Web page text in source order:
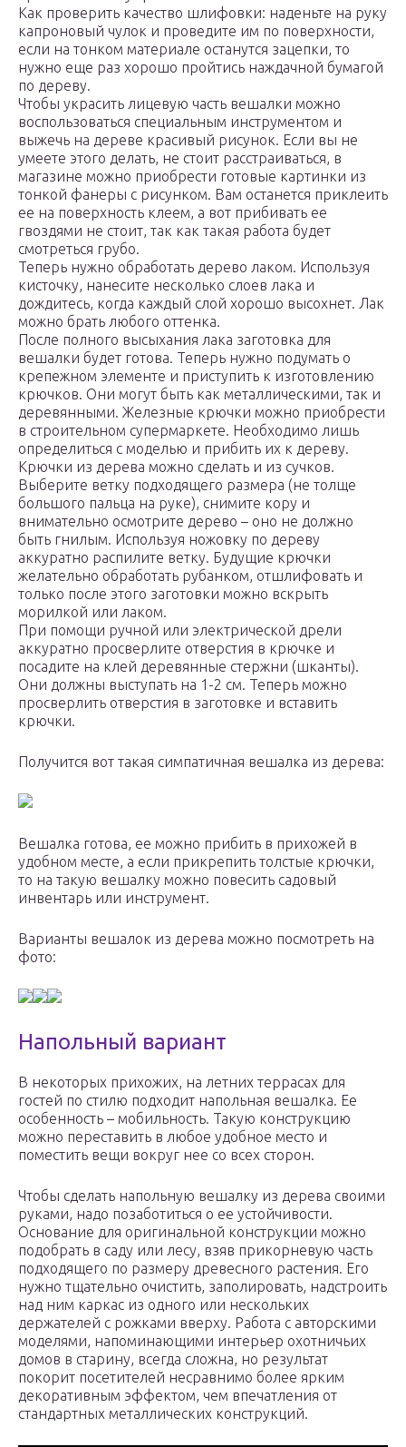
Как проверить качество шлифовки: наденьте на руку
капроновый чулок и проведите им по поверхности,
если на тонком материале останутся зацепки, то
нужно еще раз хорошо пройтись наждачной бумагой
по дереву.
Чтобы украсить лицевую часть вешалки можно
воспользоваться специальным инструментом и
выжечь на дереве красивый рисунок. Если вы не
умеете этого делать, не стоит расстраиваться, в
магазине можно приобрести готовые картинки из
тонкой фанеры с рисунком. Вам останется приклеить
ее на поверхность клеем, а вот прибивать ее
гвоздями не стоит, так как такая работа будет
смотреться грубо.
Теперь нужно обработать дерево лаком. Используя
кисточку, нанесите несколько слоев лака и
дождитесь, когда каждый слой хорошо высохнет. Лак
можно брать любого оттенка.
После полного высыхания лака заготовка для
вешалки будет готова. Теперь нужно подумать о
крепежном элементе и приступить к изготовлению
крючков. Они могут быть как металлическими, так и
деревянными. Железные крючки можно приобрести
в строительном супермаркете. Необходимо лишь
определиться с моделью и прибить их к дереву.
Крючки из дерева можно сделать и из сучков.
Выберите ветку подходящего размера (не толще
большого пальца на руке), снимите кору и
внимательно осмотрите дерево – оно не должно
быть гнилым. Используя ножовку по дереву
аккуратно распилите ветку. Будущие крючки
желательно обработать рубанком, отшлифовать и
только после этого заготовки можно вскрыть
морилкой или лаком.
При помощи ручной или электрической дрели
аккуратно просверлите отверстия в крючке и
посадите на клей деревянные стержни (шканты).
Они должны выступать на 1-2 см. Теперь можно
просверлить отверстия в заготовке и вставить
крючки.
Получится вот такая симпатичная вешалка из дерева:
Вешалка готова, ее можно прибить в прихожей в
удобном месте, а если прикрепить толстые крючки,
то на такую вешалку можно повесить садовый
инвентарь или инструмент.
Варианты вешалок из дерева можно посмотреть на
фото:
Напольный вариант
В некоторых прихожих, на летних террасах для
гостей по стилю подходит напольная вешалка. Ее
особенность – мобильность. Такую конструкцию
можно переставить в любое удобное место и
поместить вещи вокруг нее со всех сторон.
Чтобы сделать напольную вешалку из дерева своими
руками, надо позаботиться о ее устойчивости.
Основание для оригинальной конструкции можно
подобрать в саду или лесу, взяв прикорневую часть
подходящего по размеру древесного растения. Его
нужно тщательно очистить, заполировать, надстроить
над ним каркас из одного или нескольких
держателей с рожками вверху. Работа с авторскими
моделями, напоминающими интерьер охотничьих
домов в старину, всегда сложна, но результат
покорит посетителей несравнимо более ярким
декоративным эффектом, чем впечатления от
стандартных металлических конструкций.